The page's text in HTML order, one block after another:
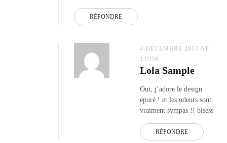
RÉPONDRE
4 DÉCEMBRE 2013 AT
13H56
Lola Sample
Oui, j’adore le design
épuré ! et les odeurs sont
vraiment sympas !! bisess
RÉPONDRE